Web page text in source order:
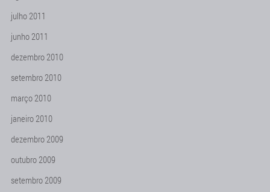
julho 2011
junho 2011
dezembro 2010
setembro 2010
março 2010
janeiro 2010
dezembro 2009
outubro 2009
setembro 2009